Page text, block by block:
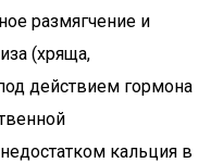
размягчение и
(хряща,
действием гормона
кальция в